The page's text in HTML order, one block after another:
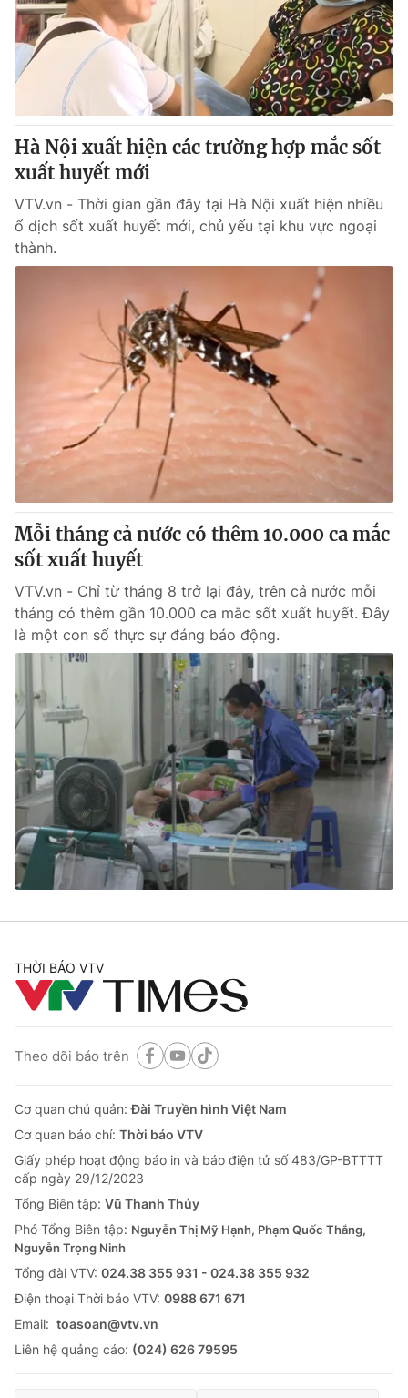
Hà Nội xuất hiện các trường hợp mắc sốt
xuất huyết mới
VTV.vn - Thời gian gần đây tại Hà Nội xuất hiện nhiều
ổ dịch sốt xuất huyết mới, chủ yếu tại khu vực ngoại
thành.
Mỗi tháng cả nước có thêm 10.000 ca mắc
sốt xuất huyết
VTV.vn - Chỉ từ tháng 8 trở lại đây, trên cả nước mỗi
tháng có thêm gần 10.000 ca mắc sốt xuất huyết. Đây
là một con số thực sự đáng báo động.
THỜI BÁO VTV
Theo dõi báo trên
Cơ quan chủ quản:Đài Truyền hình Việt Nam
Cơ quan báo chí: Thời báo VTV
Giấy phép hoạt động báo in và báo điện tử số 483/GP-BTTTT
cấp ngày 29/12/2023
Tổng Biên tập: Vũ Thanh Thủy
Phó Tổng Biên tập: Nguyễn Thị Mỹ Hạnh, Phạm Quốc Thắng,
Nguyễn Trọng Ninh
Tổng đài VTV: 024.38 355 931 - 024.38 355 932
Ðiện thoại Thời báo VTV: 0988 671 671
Email: toasoan@vtv.vn
Liên hệ quảng cáo: (024) 626 79595